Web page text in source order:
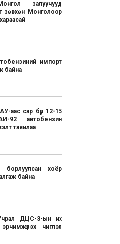
залуучууд
зөвхөн Монголоор
импорт
байна
аас сар бүр 12-15
92 автобензин
тавилаа
борлуулсан хоёр
байна
ДЦС-3-ын их
чиглэл